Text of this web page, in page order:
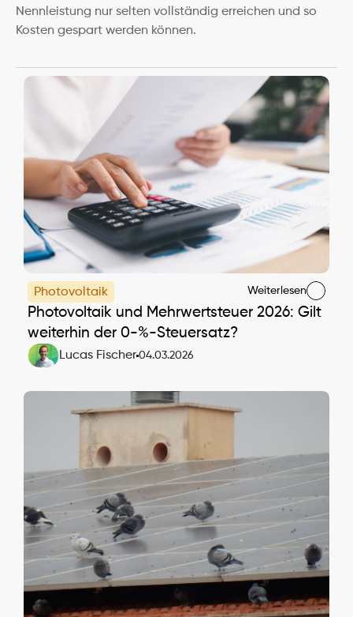
Nennleistung nur selten vollständig erreichen und so
Kosten gespart werden können.
Photovoltaik Weiterlesen
Photovoltaik und Mehrwertsteuer 2026: Gilt
weiterhin der 0-%-Steuersatz?
Lucas Fischer 04.03.2026